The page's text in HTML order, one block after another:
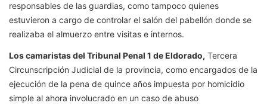
responsables de las guardias, como tampoco quienes
estuvieron a cargo de controlar el salón del pabellón donde se
realizaba el almuerzo entre visitas e internos.
Los camaristas del Tribunal Penal 1 de Eldorado, Tercera
Circunscripción Judicial de la provincia, como encargados de la
ejecución de la pena de quince años impuesta por homicidio
simple al ahora involucrado en un caso de abuso